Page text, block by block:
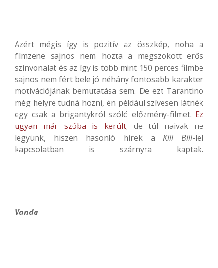
Azért mégis így is pozitív az összkép, noha a
filmzene sajnos nem hozta a megszokott erős
színvonalat és az így is több mint 150 perces filmbe
sajnos nem fért bele jó néhány fontosabb karakter
motivációjának bemutatása sem. De ezt Tarantino
még helyre tudná hozni, én például szívesen látnék
egy csak a brigantykról szóló előzmény-filmet. Ez
ugyan már szóba is került, de túl naivak ne
legyünk, hiszen hasonló hírek aKill Bill-lel
kapcsolatban is szárnyra kaptak.
Vanda